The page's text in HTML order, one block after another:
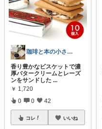
珈琲と本の小さな喫茶店☕️📕
香り豊かなビスケットで濃
厚バタークリームとレーズ
ンをサンドした ...
￥ 1,720
0 0 42
コレ いいね